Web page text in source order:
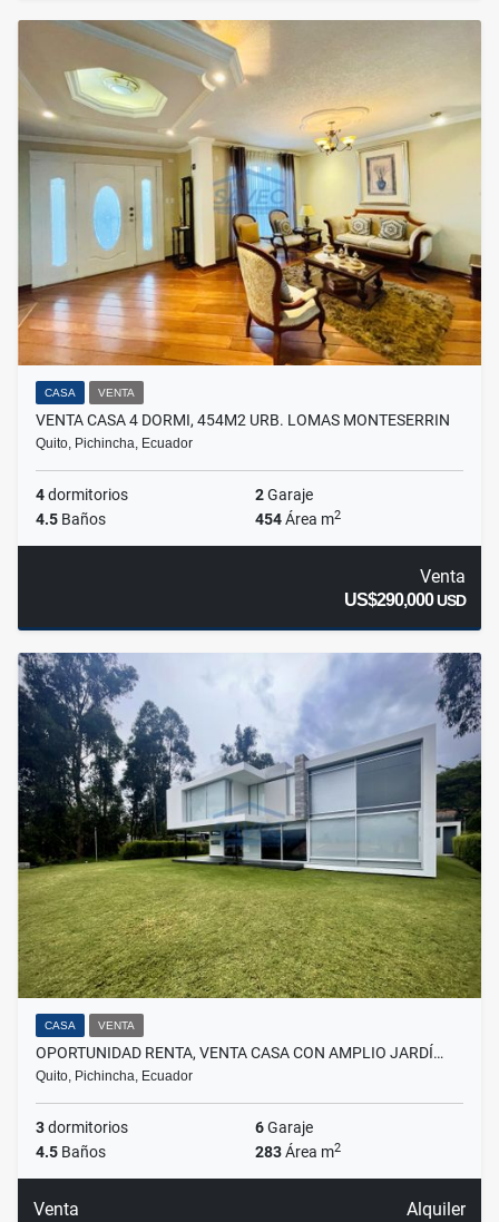
CASA VENTA
VENTA CASA 4 DORMI, 454M2 URB. LOMAS MONTESERRIN
Quito, Pichincha, Ecuador
4dormitorios 2Garaje
4.5 Baños 454Área m2
Venta
US$290,000USD
CASA VENTA
OPORTUNIDAD RENTA, VENTA CASA CON AMPLIO JARDÍ…
Quito, Pichincha, Ecuador
3dormitorios 6Garaje
4.5 Baños 283Área m2
Venta Alquiler